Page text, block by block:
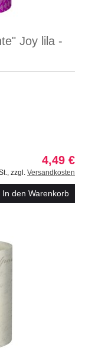
Joy lila -
4,49 €
zzgl. Versandkosten
In den Warenkorb